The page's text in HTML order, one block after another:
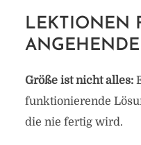
LEKTIONEN
Größe ist nicht alles:
funktionierende
die nie fertig wird.